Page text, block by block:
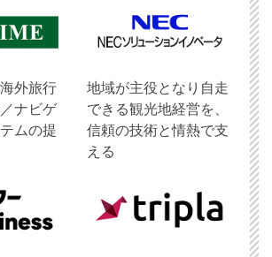
外旅行
ナビゲ
ムの提
地域が主役となり自走
できる観光地経営を、
信頼の技術と情熱で支
える